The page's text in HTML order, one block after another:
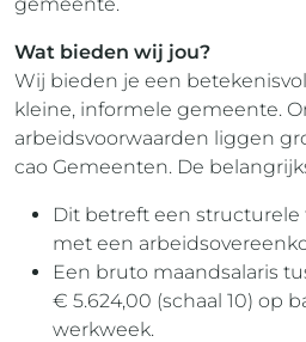
Wat bieden wij jou?
Wij bieden je een
kleine, informele gemeente.
arbeidsvoorwaarden liggen
cao Gemeenten. De
Dit betreft een
met een
Een bruto maandsalaris
€ 5.624,00 (schaal 10) op
werkweek.